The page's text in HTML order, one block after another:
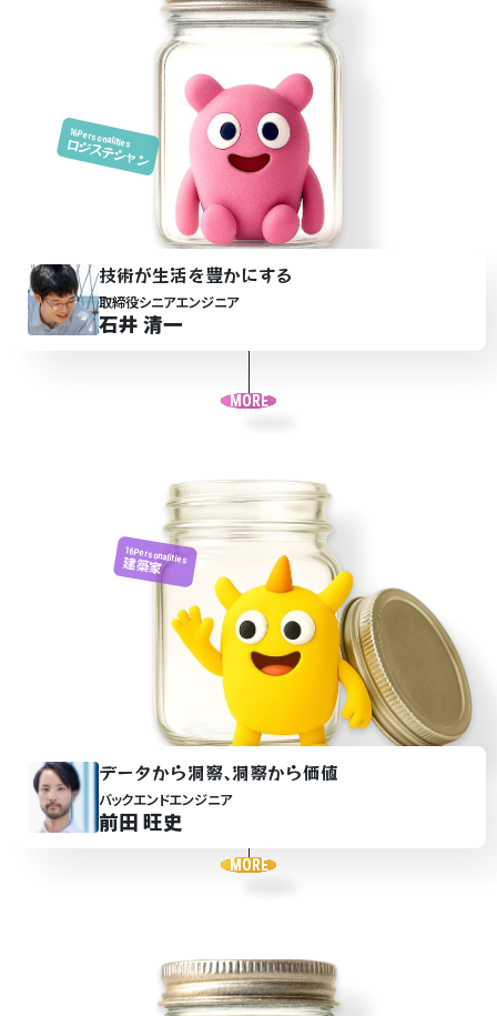
16Personalities
ロジステシャン
技術が生活を豊かにする
取締役シニアエンジニア
石井 清一
MORE
16Personalities
建築家
データから洞察､洞察から価値
バックエンドエンジニア
前田 旺史
MORE